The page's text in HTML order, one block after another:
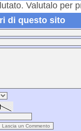
Valutalo per
di questo sito